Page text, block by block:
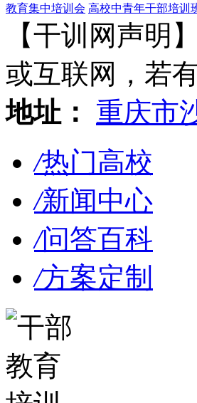
教育集中培训会 高校中青年干部培训
【干训网声明
或互联网，若
地址：
重庆市
/热门高校
/新闻中心
/问答百科
/方案定制